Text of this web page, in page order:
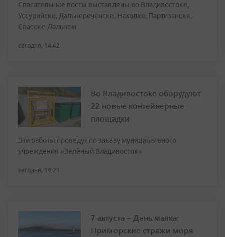
Спасательные посты выставлены во Владивостоке,
Уссурийске, Дальнереченске, Находке, Партизанске,
Спасске-Дальнем
сегодня, 14:42
Во Владивостоке оборудуют
22 новые контейнерные
площадки
Эти работы проведут по заказу муниципального
учреждения «Зелёный Владивосток»
сегодня, 14:21
7 августа – День маяка:
Приморские стражи моря